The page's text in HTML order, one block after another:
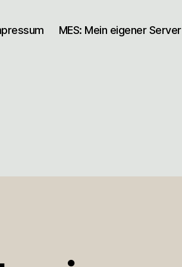
MES: Mein eigener Server